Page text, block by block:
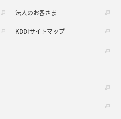
法人のお客さま
KDDIサイトマップ